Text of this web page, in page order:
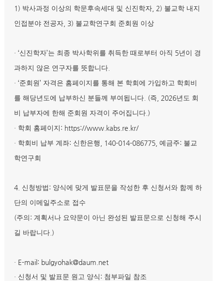
1) 박사과정 이상의 학문후속세대 및 신진학자 , 2) 불교학 내지
인접분야 전공자 , 3) 불교학연구회 준회원 이상
· ‘신진학자’는 최종 박사학위를 취득한 때로부터 아직 5년이 경
과하지 않은 연구자를 뜻합니다
· ‘준회원’ 자격은 홈페이지를 통해 본 학회에 가입하고 학회비
를 해당년도에 납부하신 분들께 부여됩니다 . (즉 , 2026년도 회
비 납부자에 한해 준회원 자격이 주어집니다 .)
· 학회 홈페이지 : https://www.kabs.re.kr/
· 학회비 납부 계좌: 신한은행 , 140-014-086775, 예금주: 불교
학연구회
4. 신청방법 : 양식에 맞게 발표문을 작성한 후 신청서와 함께 하
단의 이메일주소로 접수
(주의 : 계획서나 요약문이 아닌 완성된 발표문으로 신청해 주시
길 바랍니다 .)
· E-mail: bulgyohak@daum.net
· 신청서 및 발표문 원고 양식 : 첨부파일 참조